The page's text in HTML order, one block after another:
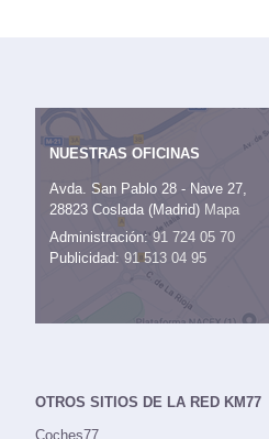
NUESTRAS OFICINAS
Avda. San Pablo 28 - Nave 27,
28823 Coslada (Madrid) Mapa
Administración:91 724 05 70
Publicidad: 91 513 04 95
OTROS SITIOS DE LA RED KM77
Coches77